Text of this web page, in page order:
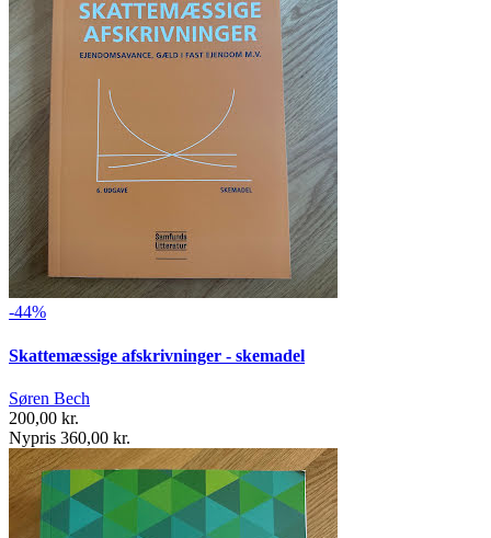
-44%
Skattemæssige afskrivninger - skemadel
Søren Bech
200,00 kr.
Nypris 360,00 kr.